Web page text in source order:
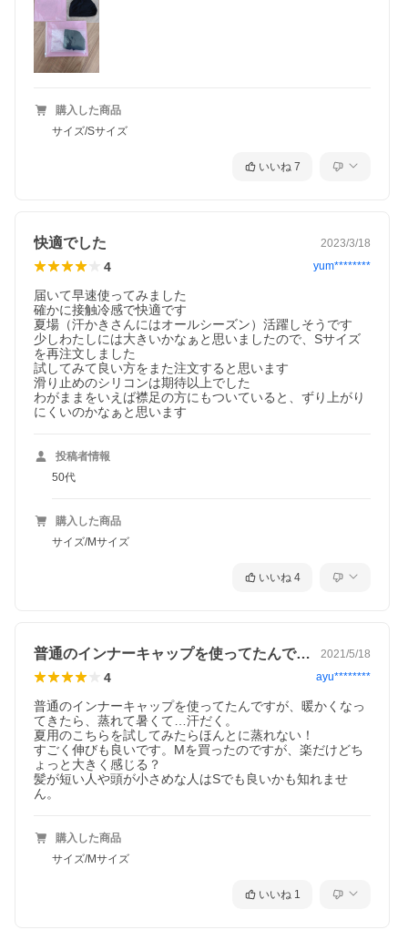
ttm20005「医療用インナーキャップ ポリエステル」
暑い日のウィッグや帽子の下に着用するポリエステル素材のイン
適！夏だけではなくオールシーズン対応です。
医療用インナー ウィッグ インナーキャップ アンダーキャップ
-----------------------------------
新品未使用
-----------------------------------
58cm
-----------------------------------
●重量
[Mサイズ]：約16g
-----------------------------------
●デザイン/発送元
日本
-----------------------------------
●製造
中国
※医療用ウィッグ対応インナーキャップ
※選べる2サイズでしっかりフィット
※写真と実物の色が、液晶の具合によって若干異なる事もござい
購入した商品
サイズ/Sサイズ
いいね 7
快適でした 2023/3/18
4 yum********
届いて早速使ってみました
確かに接触冷感で快適です
夏場（汗かきさんにはオールシーズン）活躍しそうです
少しわたしには大きいかなぁと思いましたので、Sサイズ
を再注文しました
試してみて良い方をまた注文すると思います
滑り止めのシリコンは期待以上でした
わがままをいえば襟足の方にもついていると、ずり上がり
にくいのかなぁと思います
投稿者情報
50代
購入した商品
サイズ/Mサイズ
いいね 4
普通のインナーキャップを使ってたんです… 2021/5/18
4 ayu********
普通のインナーキャップを使ってたんですが、暖かくなっ
てきたら、蒸れて暑くて…汗だく。
夏用のこちらを試してみたらほんとに蒸れない！
すごく伸びも良いです。Mを買ったのですが、楽だけどち
ょっと大きく感じる？
髪が短い人や頭が小さめな人はSでも良いかも知れませ
ん。
購入した商品
サイズ/Mサイズ
いいね 1